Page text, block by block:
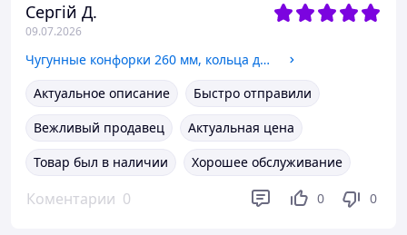
Сергій Д.
09.07.2026
Чугунные конфорки 260 мм, кольца для чугунных плит, буржуек
Актуальное описание
Быстро отправили
Вежливый продавец
Актуальная цена
Товар был в наличии
Хорошее обслуживание
Коментарии 0 0 0